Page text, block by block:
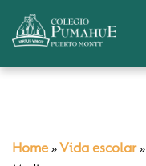
Home » Vida escolar»